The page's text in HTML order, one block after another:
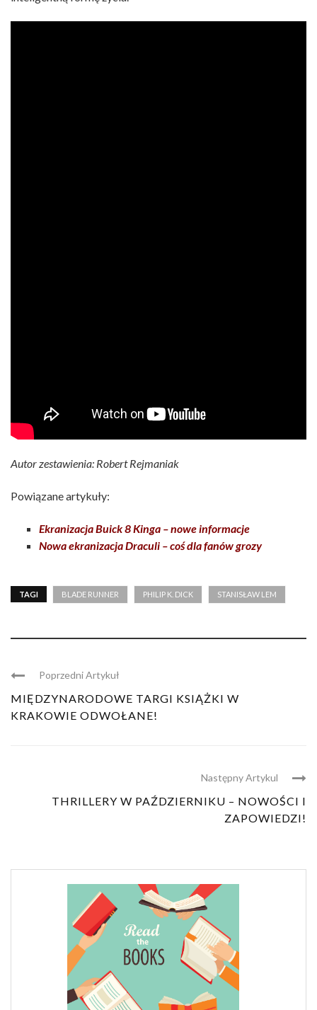
Autor zestawienia: Robert Rejmaniak
Powiązane artykuły:
Ekranizacja Buick 8 Kinga – nowe informacje
Nowa ekranizacja Draculi – coś dla fanów grozy
TAGI BLADE RUNNER PHILIP K. DICK STANISŁAW LEM
Poprzedni Artykuł
MIĘDZYNARODOWE TARGI KSIĄŻKI W
KRAKOWIE ODWOŁANE!
Następny Artykul
THRILLERY W PAŹDZIERNIKU – NOWOŚCI I
ZAPOWIEDZI!